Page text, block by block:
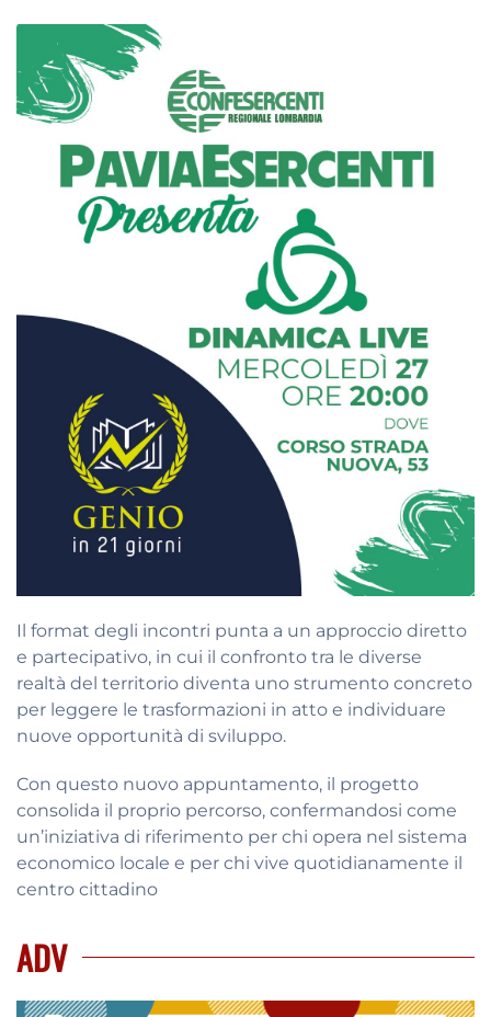
Il format degli incontri punta a un approccio diretto
e partecipativo, in cui il confronto tra le diverse
realtà del territorio diventa uno strumento concreto
per leggere le trasformazioni in atto e individuare
nuove opportunità di sviluppo.
Con questo nuovo appuntamento, il progetto
consolida il proprio percorso, confermandosi come
un’iniziativa di riferimento per chi opera nel sistema
economico locale e per chi vive quotidianamente il
centro cittadino
ADV